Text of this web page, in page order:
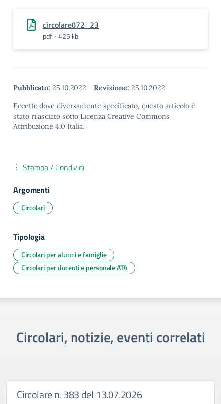
circolare072_23
pdf - 425 kb
Pubblicato: 25.10.2022 - Revisione: 25.10.2022
Eccetto dove diversamente specificato, questo articolo è
stato rilasciato sotto Licenza Creative Commons
Attribuzione 4.0 Italia.
Stampa / Condividi
Argomenti
Circolari
Tipologia
Circolari per alunni e famiglie
Circolari per docenti e personale ATA
Circolari, notizie, eventi correlati
Circolare n. 383 del 13.07.2026